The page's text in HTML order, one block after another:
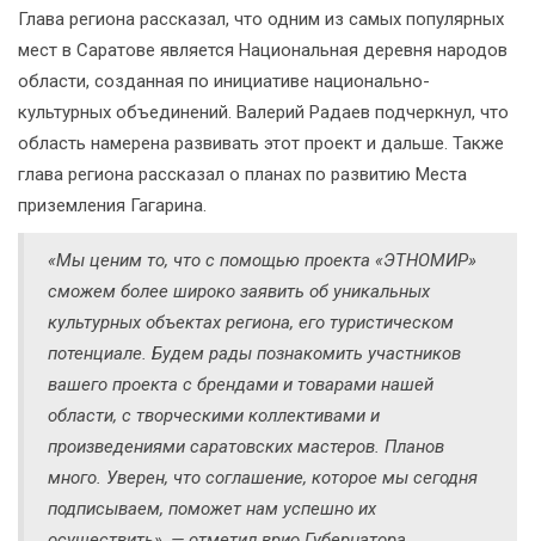
Глава региона рассказал, что одним из самых популярных
мест в Саратове является Национальная деревня народов
области, созданная по инициативе национально-
культурных объединений. Валерий Радаев подчеркнул, что
область намерена развивать этот проект и дальше. Также
глава региона рассказал о планах по развитию Места
приземления Гагарина.
«Мы ценим то, что с помощью проекта «ЭТНОМИР»
сможем более широко заявить об уникальных
культурных объектах региона, его туристическом
потенциале. Будем рады познакомить участников
вашего проекта с брендами и товарами нашей
области, с творческими коллективами и
произведениями саратовских мастеров. Планов
много. Уверен, что соглашение, которое мы сегодня
подписываем, поможет нам успешно их